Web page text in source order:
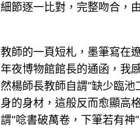
節逐一比對，完整吻合
師的一頁短札，墨筆寫
夜博物館館長的通函，
楊師長教師自謂“缺少臨
的身材，這般反而愈顯
“唸書破萬卷，下筆若有